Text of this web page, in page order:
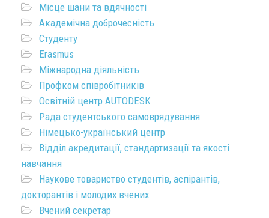
Місце шани та вдячності
Академічна доброчесність
Студенту
Erasmus
Міжнародна діяльність
Профком співробітників
Освітній центр AUTODESK
Рада студентського самоврядування
Німецько-український центр
Відділ акредитації, стандартизації та якості
навчання
Наукове товариство студентів, аспірантів,
докторантів і молодих вчених
Вчений секретар